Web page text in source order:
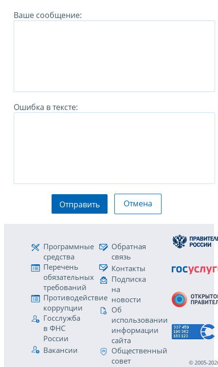
Ваше сообщение:
Ошибка в тексте:
Отправить Отмена
Программные
средства
Перечень
обязательных
требований
Противодействие
коррупции
Госслужба
в ФНС
России
Вакансии
Обратная
связь
Контакты
Подписка
на
новости
Об
использовании
информации
сайта
Общественный
совет
© 2005-